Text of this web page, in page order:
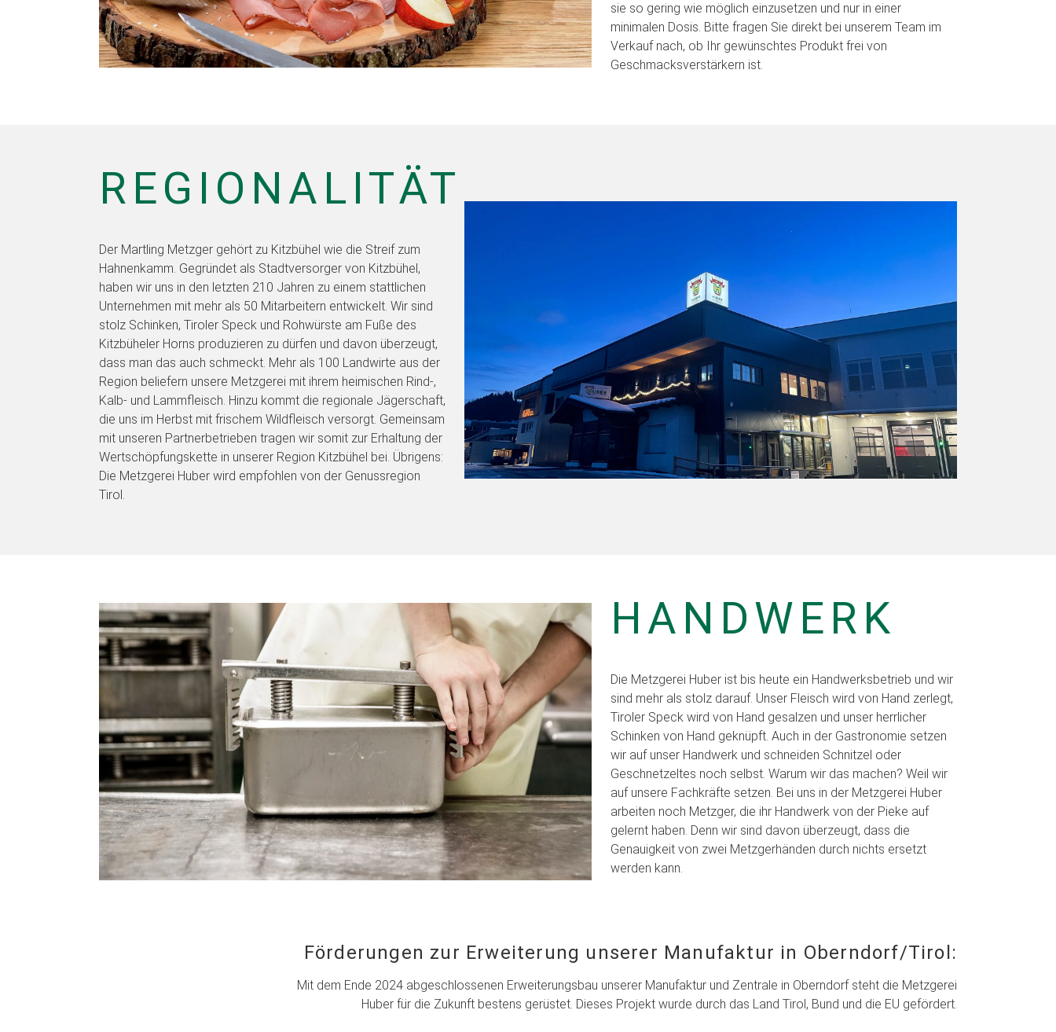
sie so gering wie möglich einzusetzen und nur in einer
minimalen Dosis. Bitte fragen Sie direkt bei unserem Team im
Verkauf nach, ob Ihr gewünschtes Produkt frei von
Geschmacksverstärkern ist.
REGIONALITÄT
Der Martling Metzger gehört zu Kitzbühel wie die Streif zum
Hahnenkamm. Gegründet als Stadtversorger von Kitzbühel,
haben wir uns in den letzten 210 Jahren zu einem stattlichen
Unternehmen mit mehr als 50 Mitarbeitern entwickelt. Wir sind
stolz Schinken, Tiroler Speck und Rohwürste am Fuße des
Kitzbüheler Horns produzieren zu dürfen und davon überzeugt,
dass man das auch schmeckt. Mehr als 100 Landwirte aus der
Region beliefern unsere Metzgerei mit ihrem heimischen Rind-,
Kalb- und Lammfleisch. Hinzu kommt die regionale Jägerschaft,
die uns im Herbst mit frischem Wildfleisch versorgt. Gemeinsam
mit unseren Partnerbetrieben tragen wir somit zur Erhaltung der
Wertschöpfungskette in unserer Region Kitzbühel bei. Übrigens:
Die Metzgerei Huber wird empfohlen von der Genussregion
Tirol.
HANDWERK
Die Metzgerei Huber ist bis heute ein Handwerksbetrieb und wir
sind mehr als stolz darauf. Unser Fleisch wird von Hand zerlegt,
Tiroler Speck wird von Hand gesalzen und unser herrlicher
Schinken von Hand geknüpft. Auch in der Gastronomie setzen
wir auf unser Handwerk und schneiden Schnitzel oder
Geschnetzeltes noch selbst. Warum wir das machen? Weil wir
auf unsere Fachkräfte setzen. Bei uns in der Metzgerei Huber
arbeiten noch Metzger, die ihr Handwerk von der Pieke auf
gelernt haben. Denn wir sind davon überzeugt, dass die
Genauigkeit von zwei Metzgerhänden durch nichts ersetzt
werden kann.
Förderungen zur Erweiterung unserer Manufaktur in Oberndorf/Tirol:
Mit dem Ende 2024 abgeschlossenen Erweiterungsbau unserer Manufaktur und Zentrale in Oberndorf steht die Metzgerei
Huber für die Zukunft bestens gerüstet. Dieses Projekt wurde durch das Land Tirol, Bund und die EU gefördert.